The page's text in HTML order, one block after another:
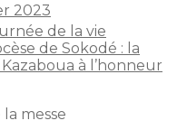
2023
de la vie
de Sokodé : la
à l’honneur
messe